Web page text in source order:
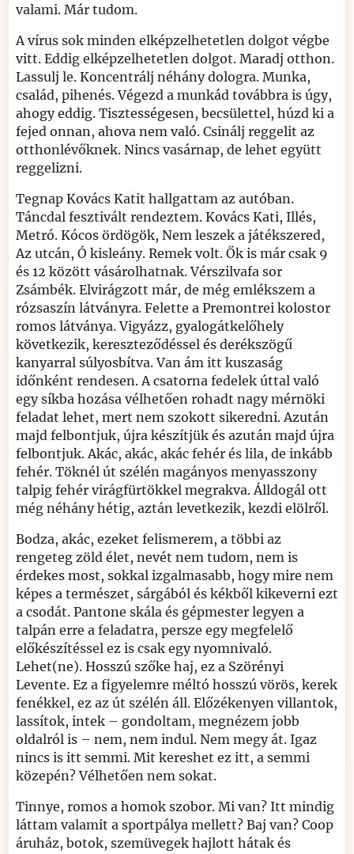
valami. Már tudom.
A vírus sok minden elképzelhetetlen dolgot végbe
vitt. Eddig elképzelhetetlen dolgot. Maradj otthon.
Lassulj le. Koncentrálj néhány dologra. Munka,
család, pihenés. Végezd a munkád továbbra is úgy,
ahogy eddig. Tisztességesen, becsülettel, húzd ki a
fejed onnan, ahova nem való. Csinálj reggelit az
otthonlévőknek. Nincs vasárnap, de lehet együtt
reggelizni.
Tegnap Kovács Katit hallgattam az autóban.
Táncdal fesztivált rendeztem. Kovács Kati, Illés,
Metró. Kócos ördögök, Nem leszek a játékszered,
Az utcán, Ó kisleány. Remek volt. Ők is már csak 9
és 12 között vásárolhatnak. Vérszilvafa sor
Zsámbék. Elvirágzott már, de még emlékszem a
rózsaszín látványra. Felette a Premontrei kolostor
romos látványa. Vigyázz, gyalogátkelőhely
következik, kereszteződéssel és derékszögű
kanyarral súlyosbítva. Van ám itt kuszaság
időnként rendesen. A csatorna fedelek úttal való
egy síkba hozása vélhetően rohadt nagy mérnöki
feladat lehet, mert nem szokott sikeredni. Azután
majd felbontjuk, újra készítjük és azután majd újra
felbontjuk. Akác, akác, akác fehér és lila, de inkább
fehér. Töknél út szélén magányos menyasszony
talpig fehér virágfürtökkel megrakva. Álldogál ott
még néhány hétig, aztán levetkezik, kezdi elölről.
Bodza, akác, ezeket felismerem, a többi az
rengeteg zöld élet, nevét nem tudom, nem is
érdekes most, sokkal izgalmasabb, hogy mire nem
képes a természet, sárgából és kékből kikeverni ezt
a csodát. Pantone skála és gépmester legyen a
talpán erre a feladatra, persze egy megfelelő
előkészítéssel ez is csak egy nyomnivaló.
Lehet(ne). Hosszú szőke haj, ez a Szörényi
Levente. Ez a figyelemre méltó hosszú vörös, kerek
fenékkel, ez az út szélén áll. Előzékenyen villantok,
lassítok, intek – gondoltam, megnézem jobb
oldalról is – nem, nem indul. Nem megy át. Igaz
nincs is itt semmi. Mit kereshet ez itt, a semmi
közepén? Vélhetően nem sokat.
Tinnye, romos a homok szobor. Mi van? Itt mindig
láttam valamit a sportpálya mellett? Baj van? Coop
áruház, botok, szemüvegek hajlott hátak és